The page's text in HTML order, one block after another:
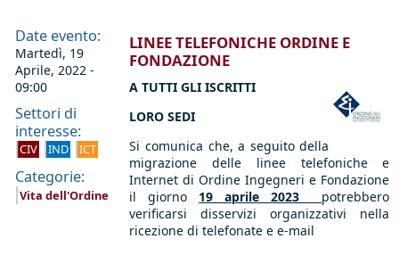
Date evento:
Martedì, 19
Aprile, 2022 -
09:00
Settori di
interesse:
CIV IND ICT
Categorie:
Vita dell'Ordine
LINEE TELEFONICHE ORDINE E
FONDAZIONE
A TUTTI GLI ISCRITTI
LORO SEDI
Si comunica che, a seguito della
migrazione delle linee telefoniche e
Internet di Ordine Ingegneri e Fondazione
il giorno 19 aprile 2023 potrebbero
verificarsi disservizi organizzativi nella
ricezione di telefonate e e-mail